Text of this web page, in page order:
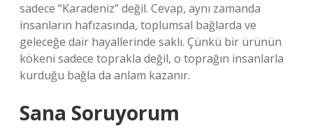
sadece “Karadeniz” değil. Cevap, aynı zamanda
insanların hafızasında, toplumsal bağlarda ve
geleceğe dair hayallerinde saklı. Çünkü bir ürünün
kökeni sadece toprakla değil, o toprağın insanlarla
kurduğu bağla da anlam kazanır.
Sana Soruyorum